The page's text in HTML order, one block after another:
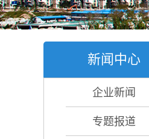
新闻中心
企业新闻
专题报道